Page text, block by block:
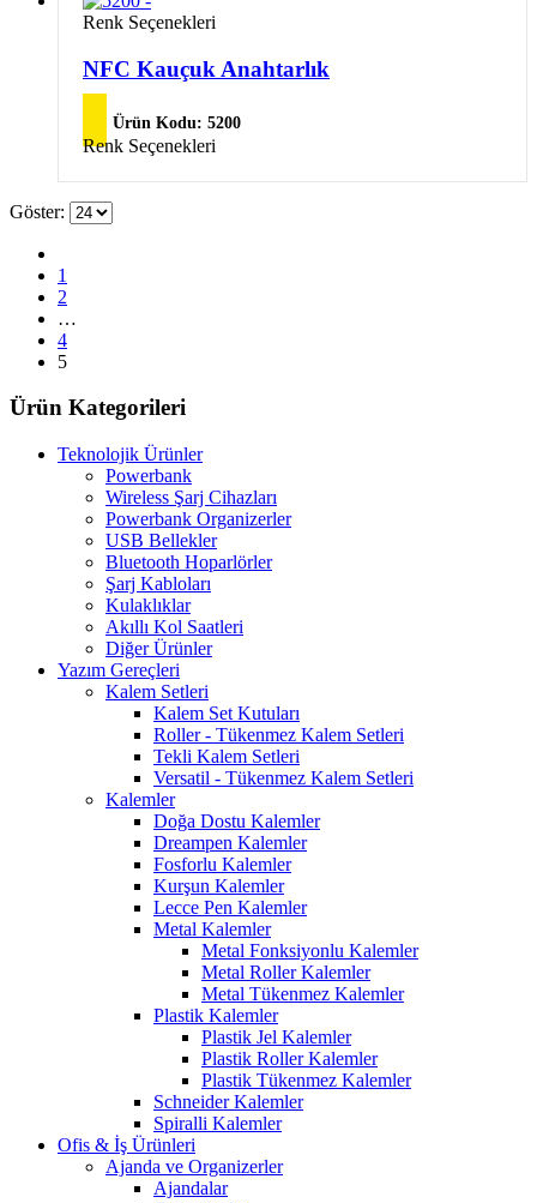
varyasyonu
var.
Seçenekler
ürün
sayfasından
seçilebilir
Bu
birden
fazla
Seçenekler
seçilebilir
Renk Seçenekleri
NFC Kauçuk Anahtarlık
Ürün Kodu: 5200
Bu
birden
fazla
varyasyonu
Renk Seçenekleri
Göster:
1
2
…
4
5
Ürün Kategorileri
Teknolojik Ürünler
Powerbank
Wireless Şarj Cihazları
Powerbank Organizerler
USB Bellekler
Bluetooth Hoparlörler
Şarj Kabloları
Kulaklıklar
Akıllı Kol Saatleri
Diğer Ürünler
Yazım Gereçleri
Kalem Setleri
Kalem Set Kutuları
Roller - Tükenmez Kalem Setleri
Tekli Kalem Setleri
Versatil - Tükenmez Kalem Setleri
Kalemler
Doğa Dostu Kalemler
Dreampen Kalemler
Fosforlu Kalemler
Kurşun Kalemler
Lecce Pen Kalemler
Metal Kalemler
Metal Fonksiyonlu Kalemler
Metal Roller Kalemler
Metal Tükenmez Kalemler
Plastik Kalemler
Plastik Jel Kalemler
Plastik Roller Kalemler
Plastik Tükenmez Kalemler
Schneider Kalemler
Spiralli Kalemler
Ofis & İş Ürünleri
Ajanda ve Organizerler
Ajandalar